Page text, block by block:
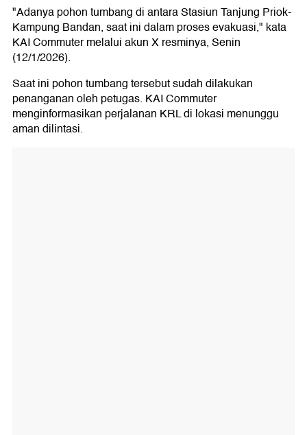
"Adanya pohon tumbang di antara Stasiun Tanjung Priok-
Kampung Bandan, saat ini dalam proses evakuasi," kata
KAI Commuter melalui akun X resminya, Senin
(12/1/2026).
Saat ini pohon tumbang tersebut sudah dilakukan
penanganan oleh petugas. KAI Commuter
menginformasikan perjalanan KRL di lokasi menunggu
aman dilintasi.